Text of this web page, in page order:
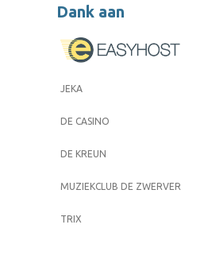
Dank aan
JEKA
DE CASINO
DE KREUN
MUZIEKCLUB DE ZWERVER
TRIX